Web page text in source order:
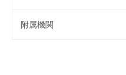
附属機関